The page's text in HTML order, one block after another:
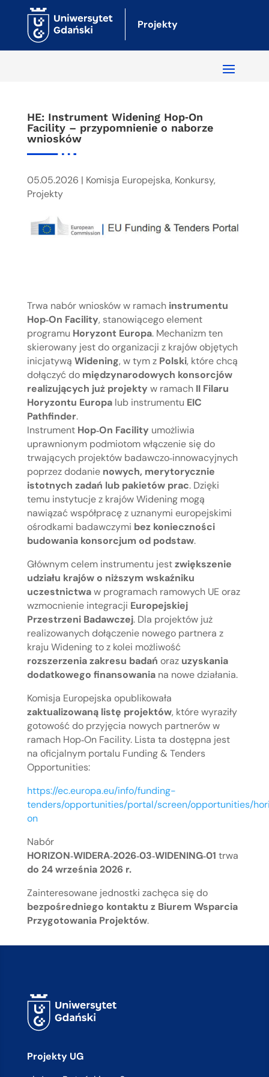
Projekty
HE: Instrument Widening Hop‑On
Facility – przypomnienie o naborze
wniosków
05.05.2026 | Komisja Europejska, Konkursy,
Projekty
Trwa nabór wniosków w ramach instrumentu
Hop‑On Facility, stanowiącego element
programu Horyzont Europa. Mechanizm ten
skierowany jest do organizacji z krajów objętych
inicjatywą Widening, w tym z Polski, które chcą
dołączyć do międzynarodowych konsorcjów
realizujących już projekty w ramach II Filaru
Horyzontu Europalub instrumentu EIC
Pathfinder.
Instrument Hop‑On Facility umożliwia
uprawnionym podmiotom włączenie się do
trwających projektów badawczo‑innowacyjnych
poprzez dodanie nowych, merytorycznie
istotnych zadań lub pakietów prac. Dzięki
temu instytucje z krajów Widening mogą
nawiązać współpracę z uznanymi europejskimi
ośrodkami badawczymi bez konieczności
budowania konsorcjum od podstaw.
Głównym celem instrumentu jestzwiększenie
udziału krajów o niższym wskaźniku
uczestnictwaw programach ramowych UE oraz
wzmocnienie integracji Europejskiej
Przestrzeni Badawczej. Dla projektów już
realizowanych dołączenie nowego partnera z
kraju Widening to z kolei możliwość
rozszerzenia zakresu badań oraz uzyskania
dodatkowego finansowaniana nowe działania.
Komisja Europejska opublikowała
zaktualizowaną listę projektów, które wyraziły
gotowość do przyjęcia nowych partnerów w
ramach Hop‑On Facility. Lista ta dostępna jest
na oficjalnym portalu Funding & Tenders
Opportunities:
https://ec.europa.eu/info/funding-
tenders/opportunities/portal/screen/opportunities/
on
Nabór
HORIZON‑WIDERA‑2026‑03‑WIDENING‑01 trwa
do 24 września 2026 r.
Zainteresowane jednostki zachęca się do
bezpośredniego kontaktu z Biurem Wsparcia
Przygotowania Projektów.
Projekty UG